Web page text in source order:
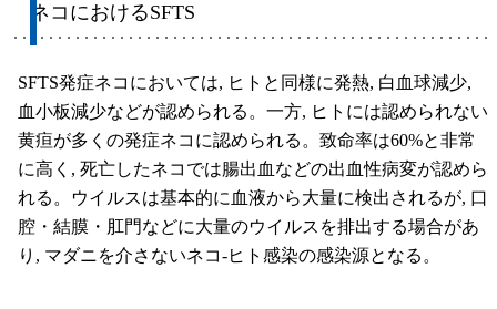
ネコにおけるSFTS
SFTS発症ネコにおいては, ヒトと同様に発熱, 白血球減少,
血小板減少などが認められる。一方, ヒトには認められない
黄疸が多くの発症ネコに認められる。致命率は60%と非常
に高く, 死亡したネコでは腸出血などの出血性病変が認めら
れる。ウイルスは基本的に血液から大量に検出されるが, 口
腔・結膜・肛門などに大量のウイルスを排出する場合があ
り, マダニを介さないネコ-ヒト感染の感染源となる。